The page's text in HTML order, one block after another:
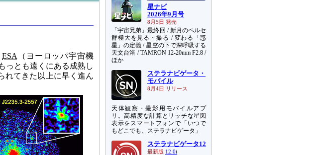
ESA
（ヨーロッパ宇宙機
っとも遠くにある成熟し
れてきた以上に早く進ん
星ナビ
2026年9月号
8月5日 発売
「宇宙兄弟」最終回 / 新月のペルセ
群極大を見る・撮る / 変わる「惑
星」の定義 / 星空の下で深呼吸する
天文台浴 / TAMRON 12-20mm F2.8 /
ほか
ステラナビゲータ・
モバイル
8月4日 リリース
天体観察・撮影用モバイルアプ
リ。高精度な計算とリッチな星図
表示をスマートフォンで「いつで
もどこでも、ステラナビゲータ」
ステラナビゲータ12
最新版 12.0i